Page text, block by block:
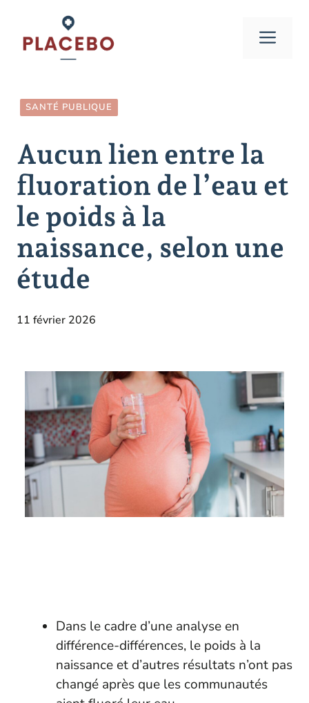
contenu
SANTÉ PUBLIQUE
Aucun lien entre la
fluoration de l’eau et
le poids à la
naissance, selon une
étude
11 février 2026
Dans le cadre d’une analyse en
différence-différences, le poids à la
naissance et d’autres résultats n’ont pas
changé après que les communautés